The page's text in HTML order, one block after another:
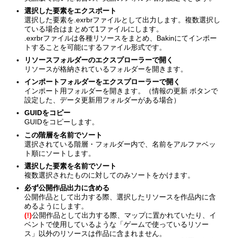
選択した要素をエクスポート
選択した要素を.exrbrファイルとして出力します。複数選択し
ている場合はまとめて1ファイルにします。
.exrbrファイルは各種リソースをまとめ、Bakinにてインポー
トすることを可能にするファイル形式です。
リソースフォルダーのエクスプローラーで開く
リソースが格納されているフォルダーを開きます。
インポートフォルダーをエクスプローラーで開く
インポート用フォルダーを開きます。（情報の更新 ボタンで
設定した、データ更新用フォルダーがある場合）
GUIDをコピー
GUIDをコピーします。
この階層を名前でソート
選択されている階層・フォルダー内で、名前をアルファベッ
ト順にソートします。
選択した要素を名前でソート
複数選択されたものに対してのみソートをかけます。
必ず公開作品出力に含める
公開作品として出力する際、選択したリソースを作品内に含
めるようにします。
(!)公開作品として出力する際、マップに置かれていたり、イ
ベントで使用しているような「ゲームで使っているリソー
ス」以外のリソースは作品に含まれません。